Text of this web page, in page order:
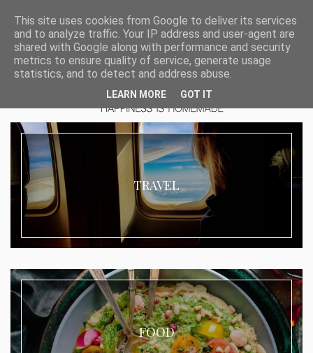
TRAVEL
FOOD
This site uses cookies from Google to deliver its services
and to analyze traffic. Your IP address and user-agent are
shared with Google along with performance and security
metrics to ensure quality of service, generate usage
statistics, and to detect and address abuse.
LEARN MORE GOT IT